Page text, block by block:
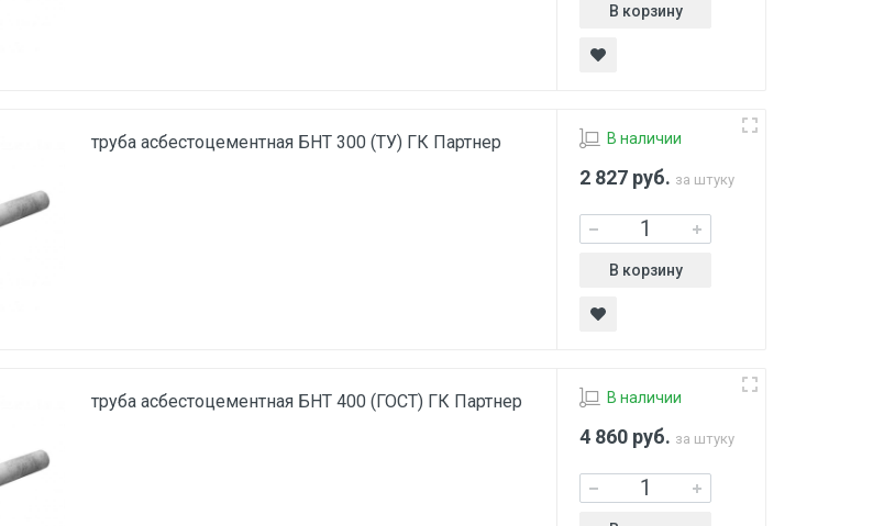
В корзину
труба асбестоцементная БНТ 300 (ТУ) ГК Партнер В наличии
2 827 руб. за штуку
В корзину
труба асбестоцементная БНТ 400 (ГОСТ) ГК Партнер В наличии
4 860 руб. за штуку